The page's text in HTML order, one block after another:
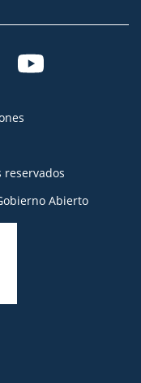
reservados
Abierto